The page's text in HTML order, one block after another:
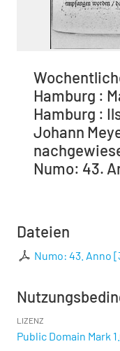
Hamburg :
Hamburg :
Johann
Numo: 43.
Dateien
Numo: 43. Anno [
LIZENZ
Public Domain Mark